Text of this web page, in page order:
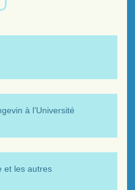
à l’Université
et les autres